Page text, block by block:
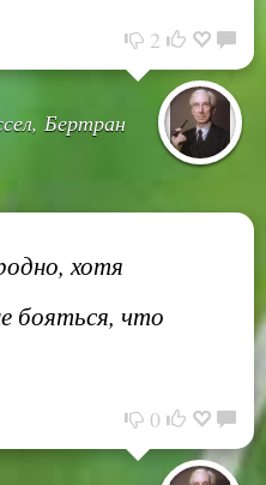
2
Бертран
хотя
бояться, что
0